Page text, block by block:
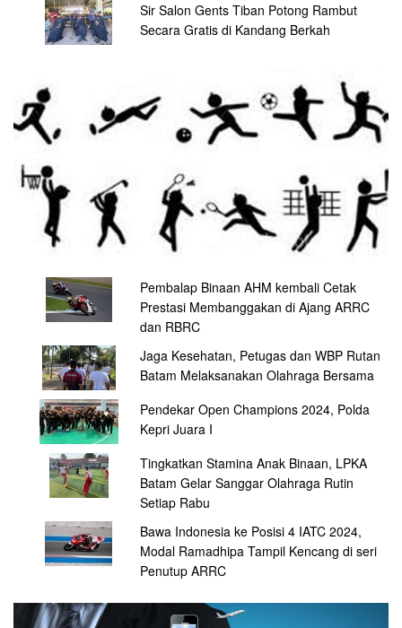
Sir Salon Gents Tiban Potong Rambut
Secara Gratis di Kandang Berkah
Pembalap Binaan AHM kembali Cetak
Prestasi Membanggakan di Ajang ARRC
dan RBRC
Jaga Kesehatan, Petugas dan WBP Rutan
Batam Melaksanakan Olahraga Bersama
Pendekar Open Champions 2024, Polda
Kepri Juara I
Tingkatkan Stamina Anak Binaan, LPKA
Batam Gelar Sanggar Olahraga Rutin
Setiap Rabu
Bawa Indonesia ke Posisi 4 IATC 2024,
Modal Ramadhipa Tampil Kencang di seri
Penutup ARRC